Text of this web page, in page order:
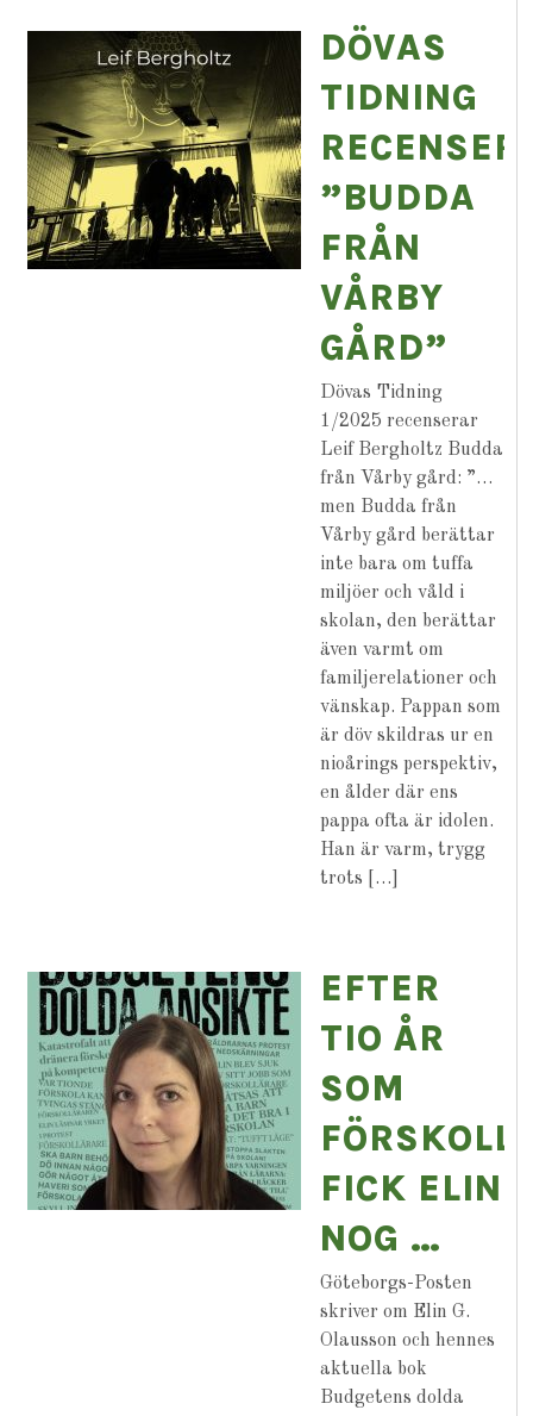
DÖVAS
TIDNING
”BUDDA
FRÅN
VÅRBY
GÅRD”
Dövas Tidning
1/2025 recenserar
Leif Bergholtz Budda
från Vårby gård: ”…
men Budda från
Vårby gård berättar
inte bara om tuffa
miljöer och våld i
skolan, den berättar
även varmt om
familjerelationer och
vänskap. Pappan som
är döv skildras ur en
nioårings perspektiv,
en ålder där ens
pappa ofta är idolen.
Han är varm, trygg
trots […]
EFTER
TIO ÅR
SOM
FICK ELIN
NOG …
Göteborgs-Posten
skriver om Elin G.
Olausson och hennes
aktuella bok
Budgetens dolda